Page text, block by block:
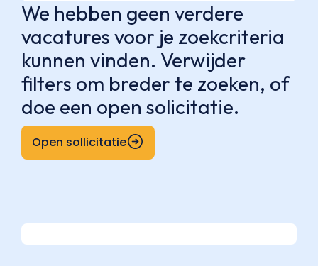
We hebben geen verdere
vacatures voor je zoekcriteria
kunnen vinden. Verwijder
filters om breder te zoeken, of
doe een open solicitatie.
Open sollicitatie